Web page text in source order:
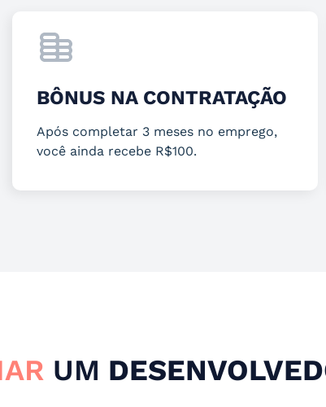
BÔNUS NA CONTRATAÇÃO
Após completar 3 meses no emprego,
você ainda recebe R$100.
UM